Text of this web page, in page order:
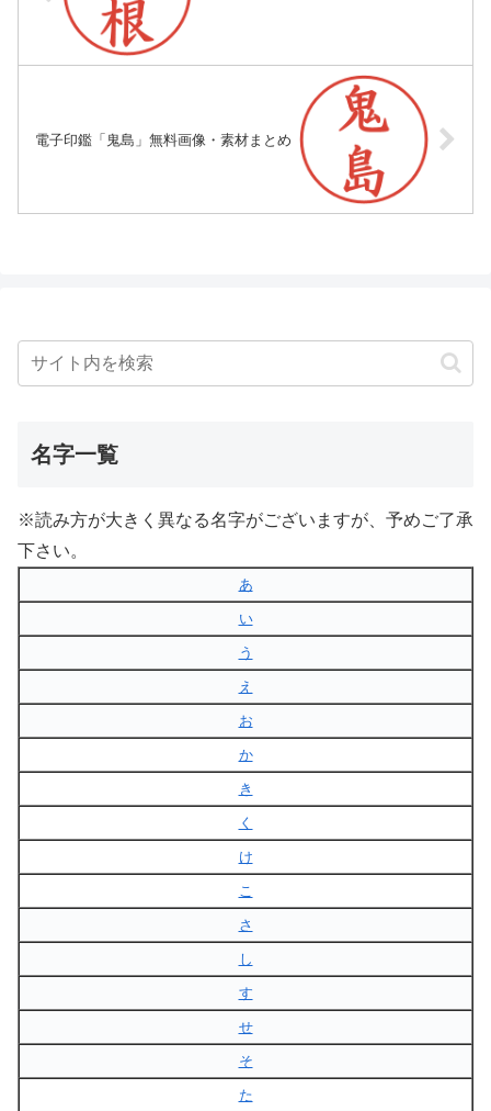
電子印鑑「鬼島」無料画像・素材まとめ
名字一覧
※読み方が大きく異なる名字がございますが、予めご了承
下さい。
あ
い
う
え
お
か
き
く
け
こ
さ
し
す
せ
そ
た